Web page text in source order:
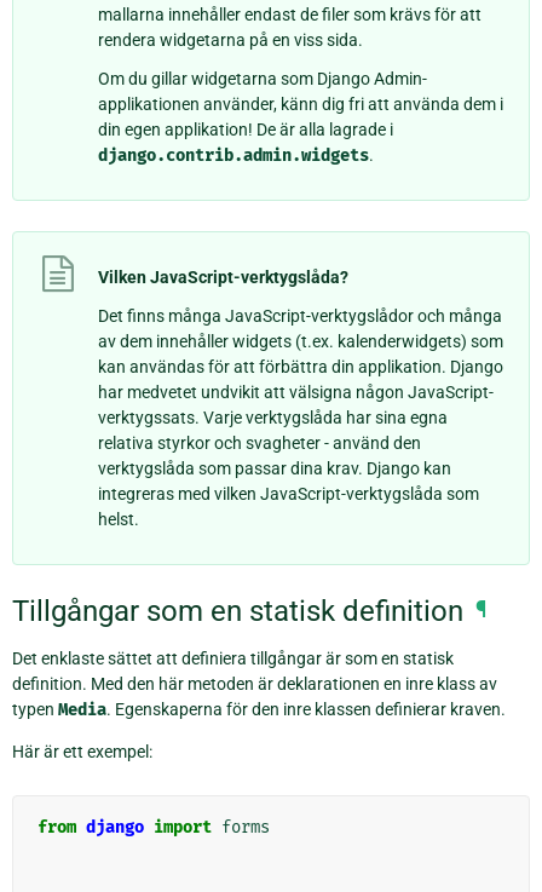
mallarna innehåller endast de filer som krävs för att
rendera widgetarna på en viss sida.
Om du gillar widgetarna som Django Admin-
applikationen använder, känn dig fri att använda dem i
din egen applikation! De är alla lagrade i
django.contrib.admin.widgets.
Vilken JavaScript-verktygslåda?
Det finns många JavaScript-verktygslådor och många
av dem innehåller widgets (t.ex. kalenderwidgets) som
kan användas för att förbättra din applikation. Django
har medvetet undvikit att välsigna någon JavaScript-
verktygssats. Varje verktygslåda har sina egna
relativa styrkor och svagheter - använd den
verktygslåda som passar dina krav. Django kan
integreras med vilken JavaScript-verktygslåda som
helst.
Tillgångar som en statisk definition ¶
Det enklaste sättet att definiera tillgångar är som en statisk
definition. Med den här metoden är deklarationen en inre klass av
typen Media. Egenskaperna för den inre klassen definierar kraven.
Här är ett exempel:
from django import forms